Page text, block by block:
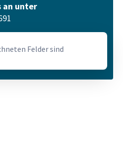
an unter
Felder sind